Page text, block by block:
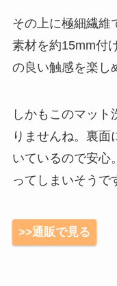
その上に極細繊維
素材を約15mm付
の良い触感を楽し
しかもこのマット
りませんね。裏
いているので安心
ってしまいそうで
>>通販で見る